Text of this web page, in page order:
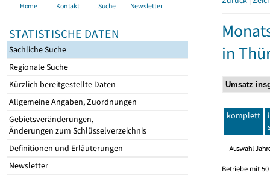
Home Kontakt Suche Newsletter
STATISTISCHE DATEN
Sachliche Suche
Regionale Suche
Kürzlich bereitgestellte Daten
Allgemeine Angaben, Zuordnungen
Gebietsveränderungen,
Änderungen zum Schlüsselverzeichnis
Definitionen und Erläuterungen
Newsletter
in
komplett
Betriebe mit